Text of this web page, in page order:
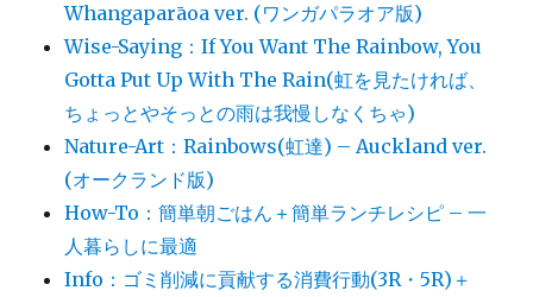
Whangaparāoa ver. (ワンガパラオア版)
Wise-Saying：If You Want The Rainbow, You
Gotta Put Up With The Rain(虹を見たければ、
ちょっとやそっとの雨は我慢しなくちゃ)
Nature-Art：Rainbows(虹達) – Auckland ver.
(オークランド版)
How-To：簡単朝ごはん＋簡単ランチレシピ – 一
人暮らしに最適
Info：ゴミ削減に貢献する消費行動(3R・5R)＋